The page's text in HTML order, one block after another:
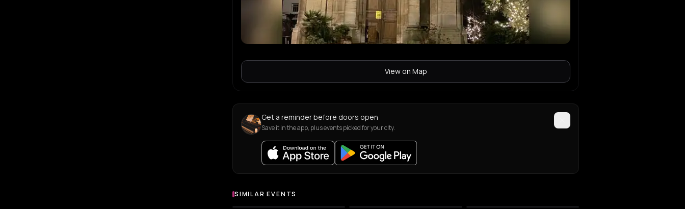
View on Map
Get a reminder before doors open
Save it in the app, plus events picked for your city.
SIMILAR EVENTS